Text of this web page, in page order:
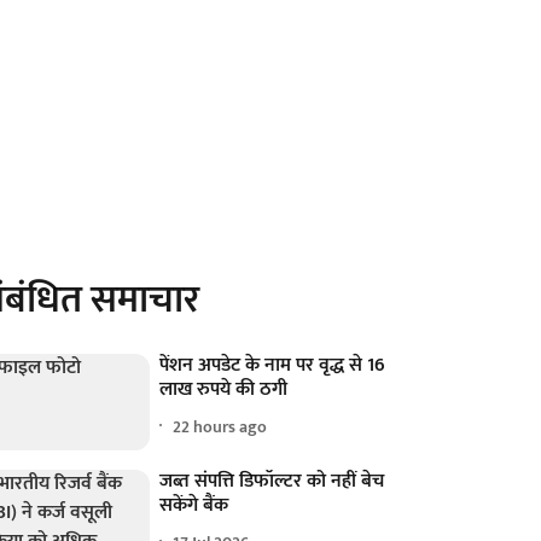
समाचार
पेंशन अपडेट के नाम पर वृद्ध से 16
लाख रुपये की ठगी
22 hours ago
जब्त संपत्ति डिफॉल्टर को नहीं बेच
सकेंगे बैंक